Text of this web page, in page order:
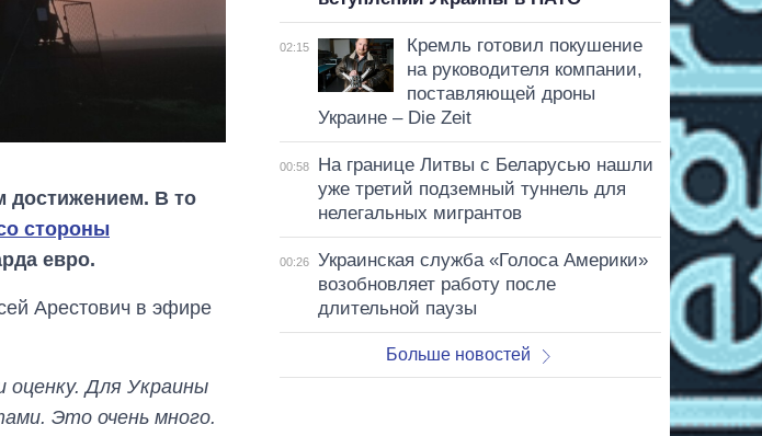
достижением. В то
стороны
евро.
Арестович в эфире
оценку. Для Украины
Это очень много.
02:15
Кремль готовил покушение
на руководителя компании,
поставляющей дроны
Украине – Die Zeit
00:58
На границе Литвы с Беларусью нашли
уже третий подземный туннель для
нелегальных мигрантов
00:26
Украинская служба «Голоса Америки»
возобновляет работу после
длительной паузы
Больше новостей